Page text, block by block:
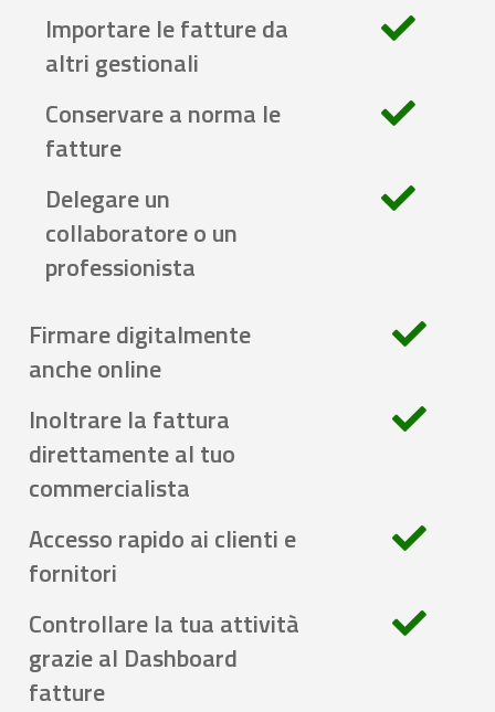
Importare le fatture da
altri gestionali
Conservare a norma le
fatture
Delegare un
collaboratore o un
professionista
Firmare digitalmente
anche online
Inoltrare la fattura
direttamente al tuo
commercialista
Accesso rapido ai clienti e
fornitori
Controllare la tua attività
grazie al Dashboard
fatture